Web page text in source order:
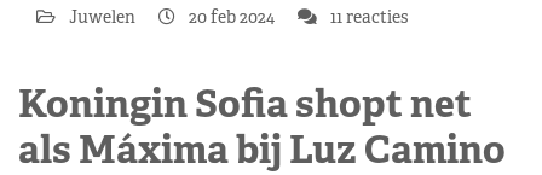
Juwelen 20 feb 2024 11 reacties
Koningin Sofia shopt net
als Máxima bij Luz Camino